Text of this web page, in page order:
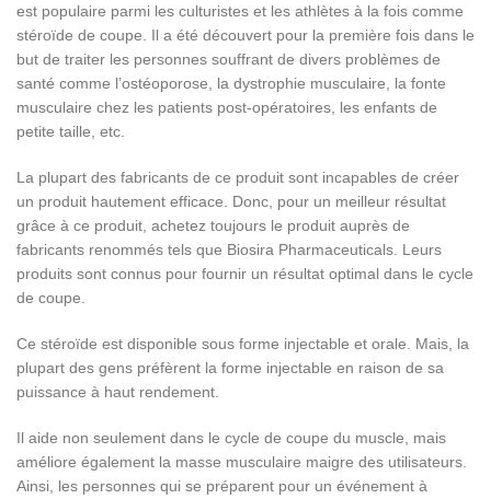
est populaire parmi les culturistes et les athlètes à la fois comme
stéroïde de coupe. Il a été découvert pour la première fois dans le
but de traiter les personnes souffrant de divers problèmes de
santé comme l’ostéoporose, la dystrophie musculaire, la fonte
musculaire chez les patients post-opératoires, les enfants de
petite taille, etc.
La plupart des fabricants de ce produit sont incapables de créer
un produit hautement efficace. Donc, pour un meilleur résultat
grâce à ce produit, achetez toujours le produit auprès de
fabricants renommés tels que Biosira Pharmaceuticals. Leurs
produits sont connus pour fournir un résultat optimal dans le cycle
de coupe.
Ce stéroïde est disponible sous forme injectable et orale. Mais, la
plupart des gens préfèrent la forme injectable en raison de sa
puissance à haut rendement.
Il aide non seulement dans le cycle de coupe du muscle, mais
améliore également la masse musculaire maigre des utilisateurs.
Ainsi, les personnes qui se préparent pour un événement à